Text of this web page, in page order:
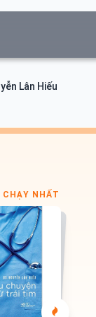
Lân Hiếu
NHẤT